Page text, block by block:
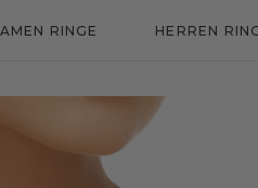
RINGE HERREN